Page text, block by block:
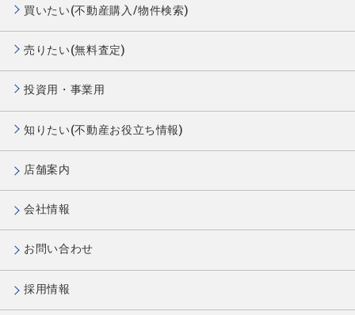
買いたい(不動産購入/物件検索)
売りたい(無料査定)
投資用・事業用
知りたい(不動産お役立ち情報)
店舗案内
会社情報
お問い合わせ
採用情報